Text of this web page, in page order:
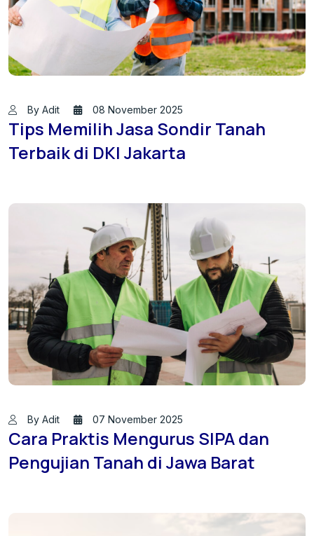
By Adit 08 November 2025
Tips Memilih Jasa Sondir Tanah
Terbaik di DKI Jakarta
By Adit 07 November 2025
Cara Praktis Mengurus SIPA dan
Pengujian Tanah di Jawa Barat